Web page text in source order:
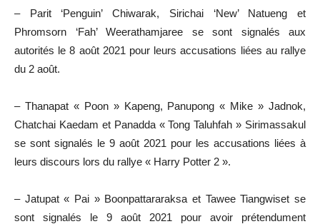
– Parit ‘Penguin’ Chiwarak, Sirichai ‘New’ Natueng et
Phromsorn ‘Fah’ Weerathamjaree se sont signalés aux
autorités le 8 août 2021 pour leurs accusations liées au rallye
du 2 août.
– Thanapat « Poon » Kapeng, Panupong « Mike » Jadnok,
Chatchai Kaedam et Panadda « Tong Taluhfah » Sirimassakul
se sont signalés le 9 août 2021 pour les accusations liées à
leurs discours lors du rallye « Harry Potter 2 ».
– Jatupat « Pai » Boonpattararaksa et Tawee Tiangwiset se
sont signalés le 9 août 2021 pour avoir prétendument